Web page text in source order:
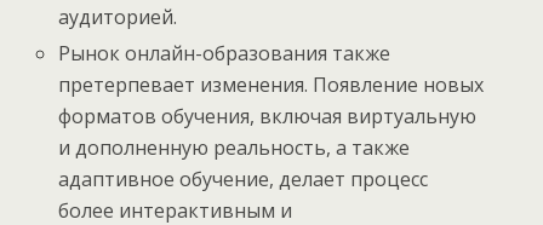
аудиторией.
Рынок онлайн-образования также
претерпевает изменения. Появление новых
форматов обучения, включая виртуальную
и дополненную реальность, а также
адаптивное обучение, делает процесс
более интерактивным и